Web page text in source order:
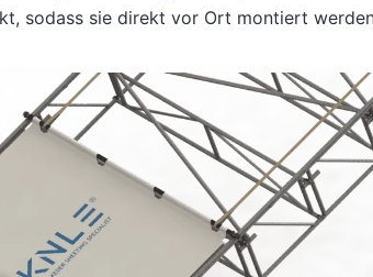
sodass sie direkt vor Ort montiert